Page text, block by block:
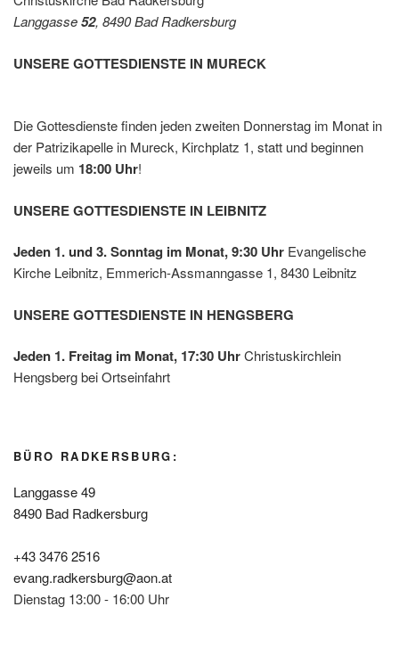
Langgasse52, 8490 Bad Radkersburg
UNSERE GOTTESDIENSTE IN MURECK
Die Gottesdienste finden jeden zweiten Donnerstag im Monat in
der Patrizikapelle in Mureck, Kirchplatz 1, statt und beginnen
jeweils um 18:00 Uhr!
UNSERE GOTTESDIENSTE IN LEIBNITZ
Jeden 1. und 3. Sonntag im Monat, 9:30 Uhr Evangelische
Kirche Leibnitz, Emmerich-Assmanngasse 1, 8430 Leibnitz
UNSERE GOTTESDIENSTE IN HENGSBERG
Jeden 1. Freitag im Monat, 17:30 UhrChristuskirchlein
Hengsberg bei Ortseinfahrt
BÜRO RADKERSBURG:
Langgasse 49
8490 Bad Radkersburg
+43 3476 2516
evang.radkersburg@aon.at
Dienstag 13:00 - 16:00 Uhr